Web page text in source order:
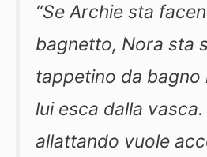
“Se Archie sta
bagnetto, Nora sta
tappetino da bagno
lui esca dalla
allattando vuole